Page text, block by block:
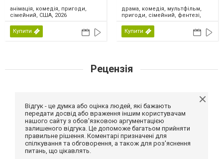
анімація, комедія, пригоди,
сімейний, США, 2026
Купити
драма, комедія, мультфільм,
пригоди, сімейний, фентезі,
США, 2026
Купити
Рецензія
Відгук - це думка або оцінка людей, які бажають
передати досвід або враження іншим користувачам
нашого сайту з обов'язковою аргументацією
залишеного відгука. Це допоможе багатьом прийняти
правильне рішення. Коментарі призначені для
спілкування та обговорення, а також для роз'яснення
питань, що цікавлять.